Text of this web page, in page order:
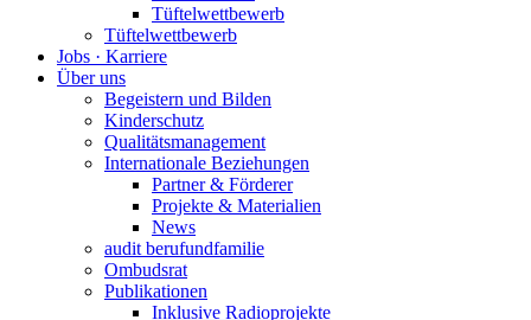
Tüftelwettbewerb
Tüftelwettbewerb
Jobs · Karriere
Über uns
Begeistern und Bilden
Kinderschutz
Qualitätsmanagement
Internationale Beziehungen
Partner & Förderer
Projekte & Materialien
News
audit berufundfamilie
Ombudsrat
Publikationen
Inklusive Radioprojekte